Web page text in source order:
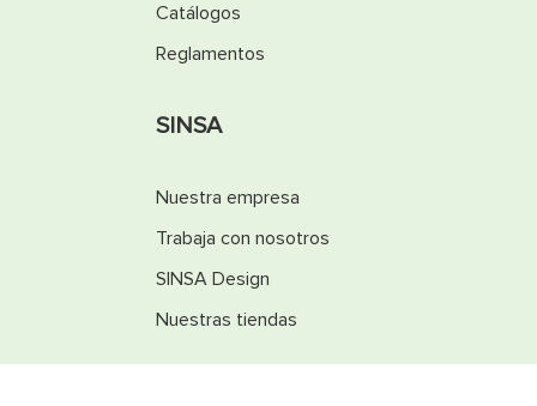
Catálogos
Reglamentos
SINSA
Nuestra empresa
Trabaja con nosotros
SINSA Design
Nuestras tiendas